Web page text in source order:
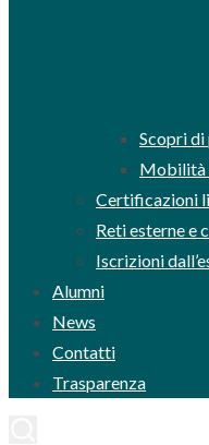
Scopri di
Mobilità
Certificazioni
Reti esterne e
Iscrizioni
Alumni
News
Contatti
Trasparenza